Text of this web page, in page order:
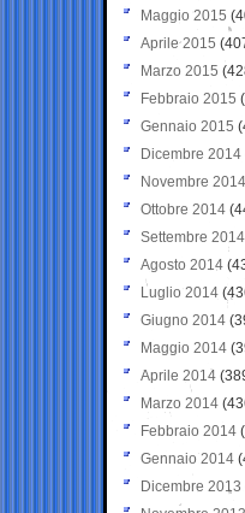
Maggio 2015
Aprile 2015
Marzo 2015
Febbraio 2015
Gennaio 2015
Dicembre 2014
Novembre 2014
Ottobre 2014
Settembre 2014
Agosto 2014
Luglio 2014
Giugno 2014
Maggio 2014
Aprile 2014
Marzo 2014
Febbraio 2014
Gennaio 2014
Dicembre 2013